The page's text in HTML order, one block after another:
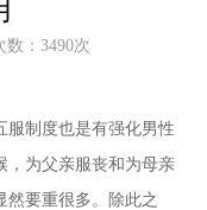
数：3490次
服制度也是有强化男性
，为父亲服丧和为母亲
然要重很多。除此之